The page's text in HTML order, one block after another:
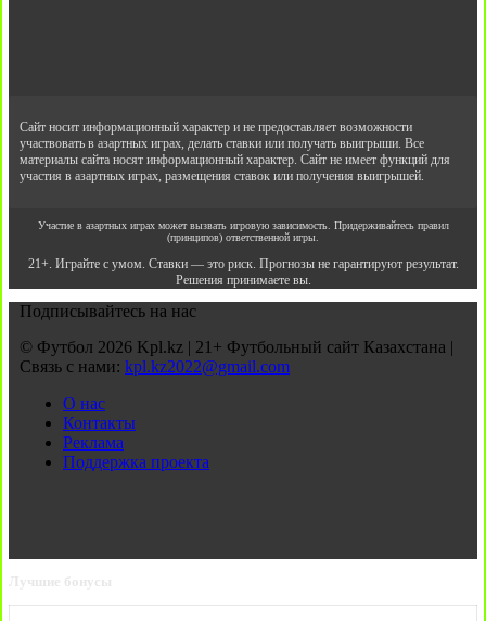
Сайт носит информационный характер и не предоставляет возможности
участвовать в азартных играх, делать ставки или получать выигрыши. Все
материалы сайта носят информационный характер. Сайт не имеет функций для
участия в азартных играх, размещения ставок или получения выигрышей.
Участие в азартных играх может вызвать игровую зависимость. Придерживайтесь правил
(принципов) ответственной игры.
21+. Играйте с умом. Ставки — это риск. Прогнозы не гарантируют результат.
Решения принимаете вы.
Подписывайтесь на нас
© Футбол 2026 Kpl.kz | 21+ Футбольный сайт Казахстана |
Связь с нами: kpl.kz2022@gmail.com
О нас
Контакты
Реклама
Поддержка проекта
Лучшие бонусы